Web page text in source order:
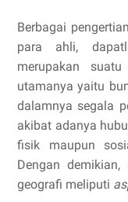
Berbagai
para ahli,
merupakan
utamanya yaitu
dalamnya segala
akibat adanya
fisik maupun
Dengan demikian,
geografi meliputi